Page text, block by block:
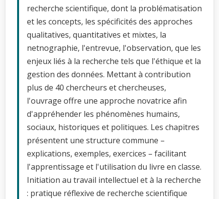
recherche scientifique, dont la problématisation
et les concepts, les spécificités des approches
qualitatives, quantitatives et mixtes, la
netnographie, l'entrevue, l'observation, que les
enjeux liés à la recherche tels que l'éthique et la
gestion des données. Mettant à contribution
plus de 40 chercheurs et chercheuses,
l'ouvrage offre une approche novatrice afin
d'appréhender les phénomènes humains,
sociaux, historiques et politiques. Les chapitres
présentent une structure commune –
explications, exemples, exercices – facilitant
l'apprentissage et l'utilisation du livre en classe.
Initiation au travail intellectuel et à la recherche
: pratique réflexive de recherche scientifique